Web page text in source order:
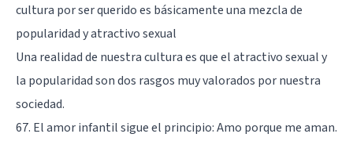
cultura por ser querido es básicamente una mezcla de
popularidad y atractivo sexual
Una realidad de nuestra cultura es que el atractivo sexual y
la popularidad son dos rasgos muy valorados por nuestra
sociedad.
67. El amor infantil sigue el principio: Amo porque me aman.